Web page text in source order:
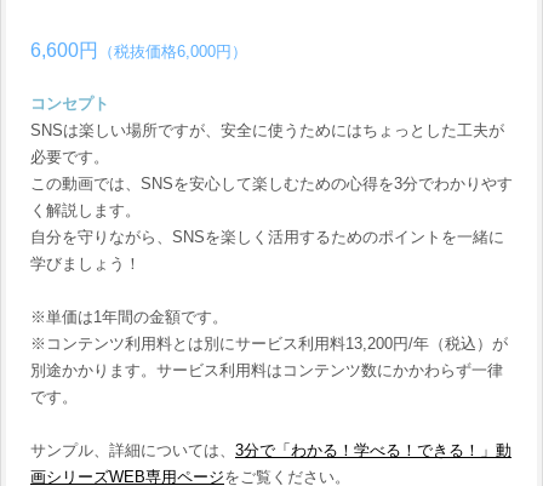
6,600円 （税抜価格6,000円）
コンセプト
SNSは楽しい場所ですが、安全に使うためにはちょっとした工夫が
必要です。
この動画では、SNSを安心して楽しむための心得を3分でわかりやす
く解説します。
自分を守りながら、SNSを楽しく活用するためのポイントを一緒に
学びましょう！
※単価は1年間の金額です。
※コンテンツ利用料とは別にサービス利用料13,200円/年（税込）が
別途かかります。サービス利用料はコンテンツ数にかかわらず一律
です。
サンプル、詳細については、 3分で「わかる！学べる！できる！」動
画シリーズWEB専用ページをご覧ください。